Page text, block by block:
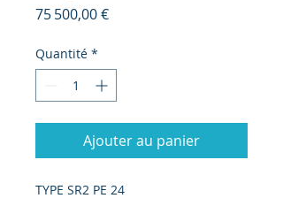
75 500,00 €Prix
Quantité *
Ajouter au panier
TYPE SR2 PE 24